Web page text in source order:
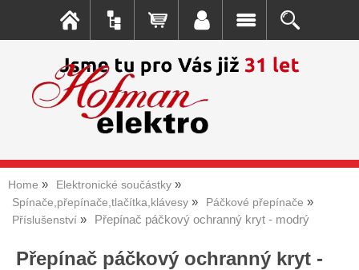
Home
Elektronické součástky
Spínače,přepínače,tlačítka,klávesy
Páčkové přepínače
Příslušenství
Přepínač páčkový ochranný kryt - modrý
Přepínač páčkový ochranný kryt -